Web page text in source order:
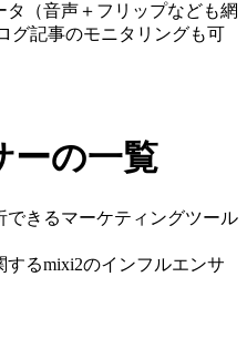
（音声＋フリップなども網
グ記事のモニタリングも可
ーの一覧
きるマーケティングツール
るmixi2のインフルエンサ